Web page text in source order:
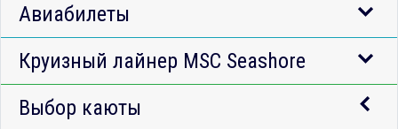
Авиабилеты
Круизный лайнер MSC Seashore
Выбор каюты